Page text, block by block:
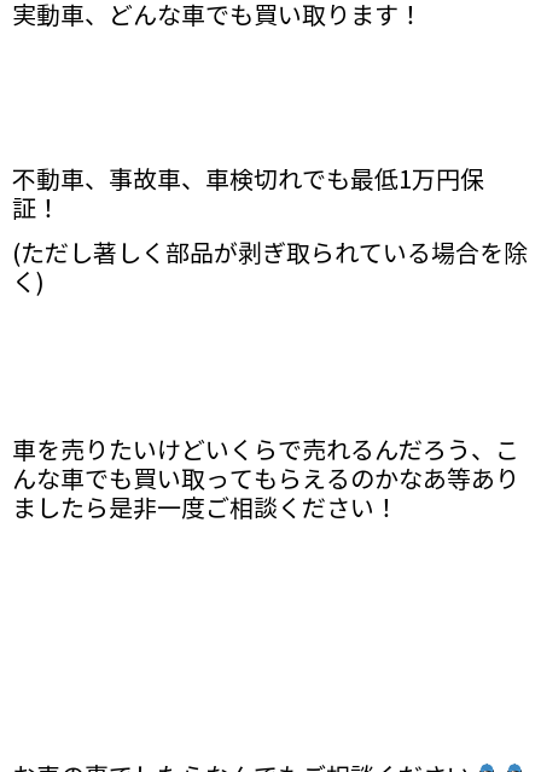
実動車、どんな車でも買い取ります！
不動車、事故車、車検切れでも最低1万円保
証！
(ただし著しく部品が剥ぎ取られている場合を除
く)
車を売りたいけどいくらで売れるんだろう、こ
んな車でも買い取ってもらえるのかなあ等あり
ましたら是非一度ご相談ください！